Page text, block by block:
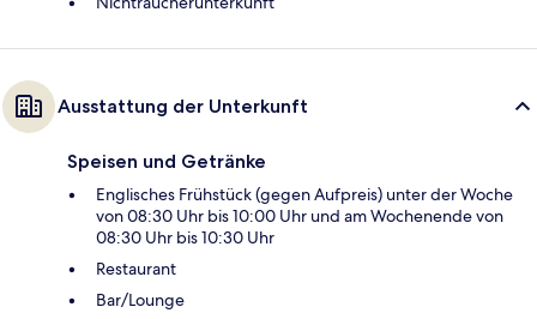
Ausstattung der Unterkunft
Speisen und Getränke
Englisches Frühstück (gegen Aufpreis) unter der Woche
von 08:30 Uhr bis 10:00 Uhr und am Wochenende von
08:30 Uhr bis 10:30 Uhr
Restaurant
Bar/Lounge